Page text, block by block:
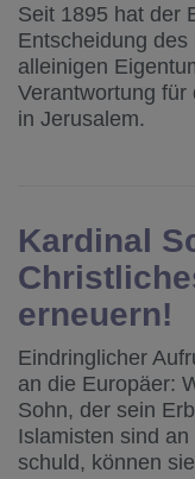
Seit 1895 hat der
Entscheidung
alleinigen
Verantwortung für
in Jerusalem.
Kardinal
erneuern!
Eindringlicher
an die Europäer:
Sohn, der sein
Islamisten sind
schuld, können